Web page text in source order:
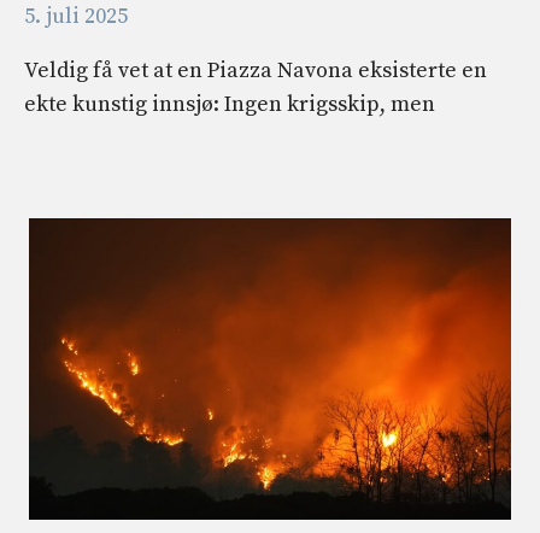
5. juli 2025
Veldig få vet at en Piazza Navona eksisterte en
ekte kunstig innsjø: Ingen krigsskip, men